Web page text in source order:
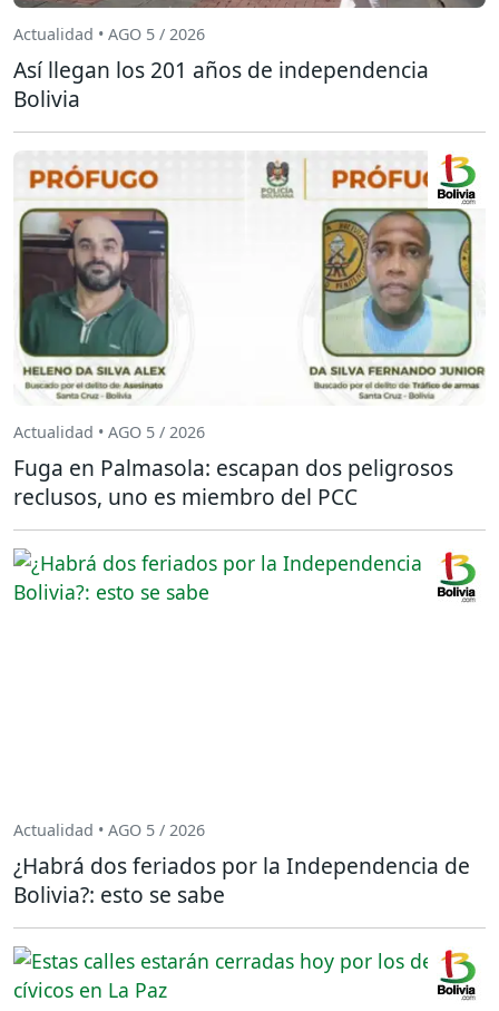
Actualidad • AGO 5 / 2026
Así llegan los 201 años de independencia
Bolivia
Actualidad • AGO 5 / 2026
Fuga en Palmasola: escapan dos peligrosos
reclusos, uno es miembro del PCC
Actualidad • AGO 5 / 2026
¿Habrá dos feriados por la Independencia de
Bolivia?: esto se sabe